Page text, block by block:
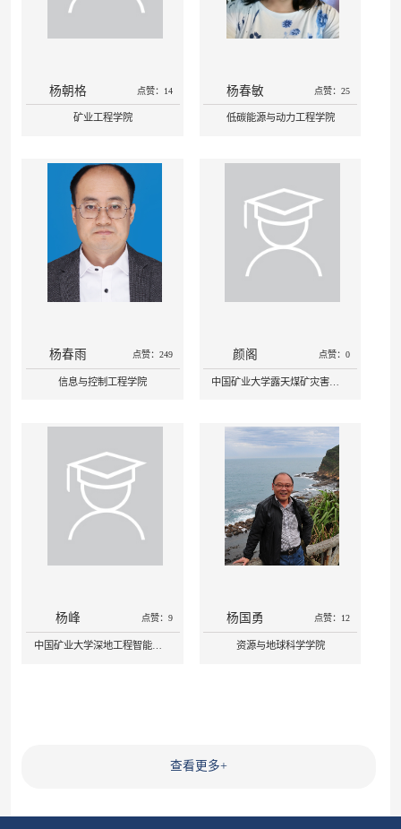
杨朝格 点赞：14
矿业工程学院
杨春敏 点赞：25
低碳能源与动力工程学院
杨春雨 点赞：249
信息与控制工程学院
颜阁 点赞：0
杨峰 点赞：9 杨国勇 点赞：12
资源与地球科学学院
查看更多+